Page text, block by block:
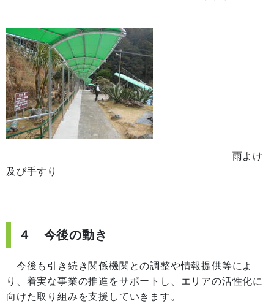
雨よけ
及び手すり
４ 今後の動き
今後も引き続き関係機関との調整や情報提供等によ
り、着実な事業の推進をサポートし、エリアの活性化に
向けた取り組みを支援していきます。